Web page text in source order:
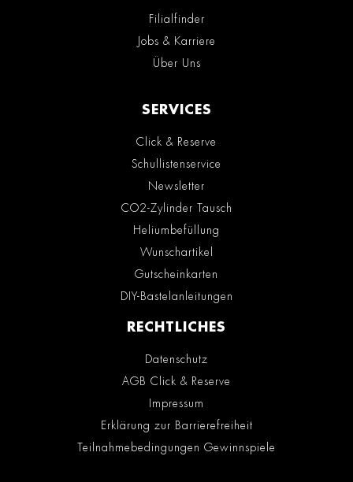
Filialfinder
Jobs & Karriere
Über Uns
SERVICES
Click & Reserve
Schullistenservice
Newsletter
CO2-Zylinder Tausch
Heliumbefüllung
Wunschartikel
Gutscheinkarten
DIY-Bastelanleitungen
RECHTLICHES
Datenschutz
AGB Click & Reserve
Impressum
Erklärung zur Barrierefreiheit
Teilnahmebedingungen Gewinnspiele